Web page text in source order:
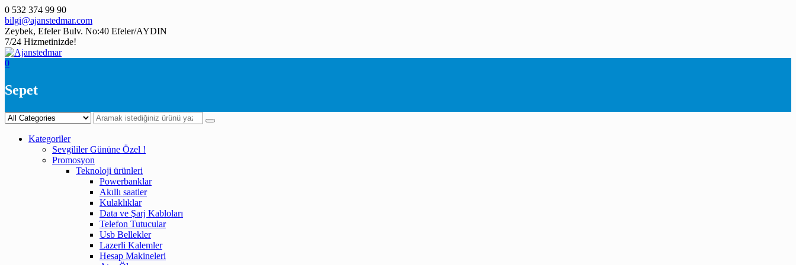
Skip
to
content
0 532 374 99 90
bilgi@ajanstedmar.com
Zeybek, Efeler Bulv. No:40 Efeler/AYDIN
7/24 Hizmetinizde!
0
Sepet
Kategoriler
Sevgililer Gününe Özel !
Promosyon
Teknoloji ürünleri
Powerbanklar
Akıllı saatler
Kulaklıklar
Data ve Şarj Kabloları
Telefon Tutucular
Usb Bellekler
Lazerli Kalemler
Hesap Makineleri